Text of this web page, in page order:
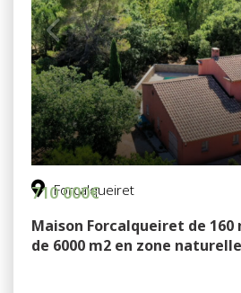
Forcalqueiret
710 000€
Maison Forcalqueiret de
de 6000 m2 en zone naturelle